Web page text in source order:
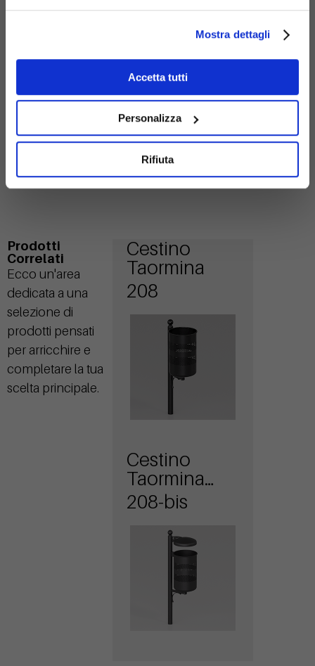
Mostra dettagli
Accetta tutti
Personalizza
Rifiuta
Acciaio
Prodotti
Correlati
Ecco un'area
dedicata a una
selezione di
prodotti pensati
per arricchire e
completare la tua
scelta principale.
Cestino
Taormina
208
Cestino
Taormina
con
208-bis